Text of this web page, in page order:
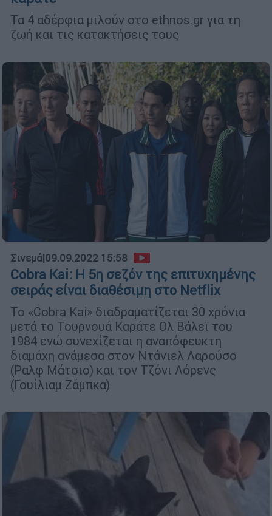
Τα 4 αδέρφια μιλούν στο ethnos.gr για τη
ζωή και τις κατακτήσεις τους
Σινεμά|09.09.2022 15:58
Cobra Kai: Η 5η σεζόν της επιτυχημένης
σειράς είναι διαθέσιμη στο Netflix
Το «Cobra Kai» διαδραματίζεται 30 χρόνια
μετά το Τουρνουά Καράτε Ολ Βάλεϊ του
1984 ενώ συνεχίζεται η αναπόφευκτη
διαμάχη ανάμεσα στον Ντάνιελ Λαρούσο
(Ραλφ Μάτσιο) και τον Τζόνι Λόρενς
(Γουίλιαμ Ζάμπκα)